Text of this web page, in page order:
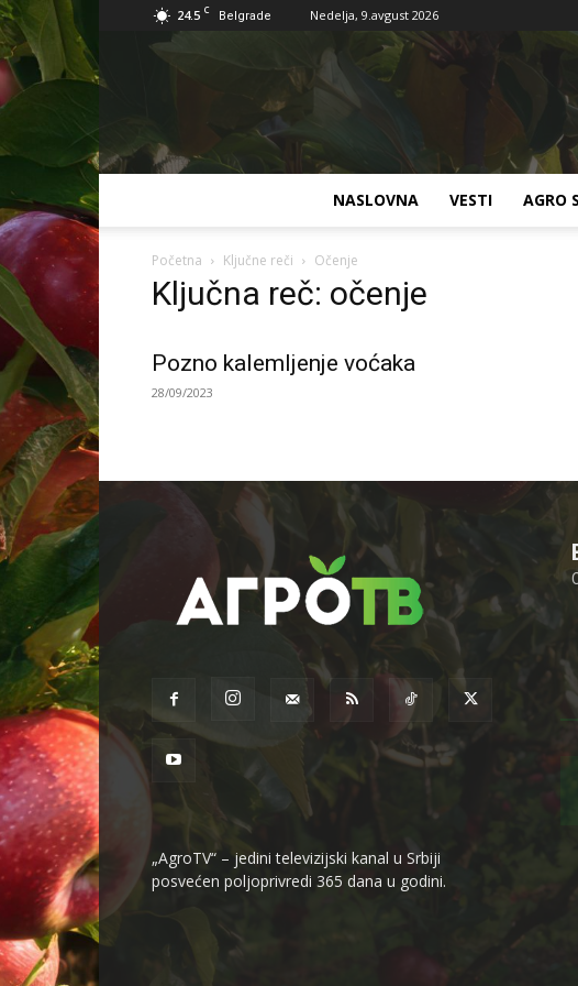
24.5 C Belgrade Nedelja, 9.avgust 2026
NASLOVNA VESTI AGRO
Početna Ključne reči Očenje
Ključna reč: očenje
Pozno kalemljenje voćaka
28/09/2023
„AgroTV“ – jedini televizijski kanal u Srbiji
posvećen poljoprivredi 365 dana u godini.